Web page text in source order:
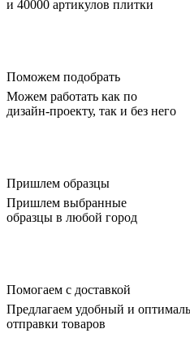
и 40000 артикулов плитки
Поможем подобрать
Можем работать как по
дизайн-проекту, так и без него
Пришлем образцы
Пришлем выбранные
образцы в любой город
Помогаем с доставкой
Предлагаем удобный и
отправки товаров